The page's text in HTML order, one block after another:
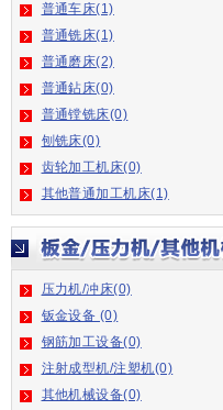
普通车床(1)
普通铣床(1)
普通磨床(2)
普通鉆床(0)
普通镗铣床(0)
刨铣床(0)
齿轮加工机床(0)
其他普通加工机床(1)
压力机/冲床(0)
钣金设备 (0)
钢筋加工设备(0)
注射成型机/注塑机(0)
其他机械设备(0)